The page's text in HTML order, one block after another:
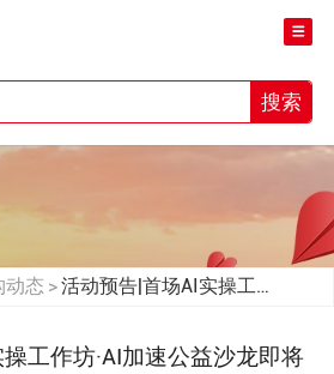
搜索
动态 >活动预告|首场AI实操工作
工作坊·AI加速公益沙龙即将